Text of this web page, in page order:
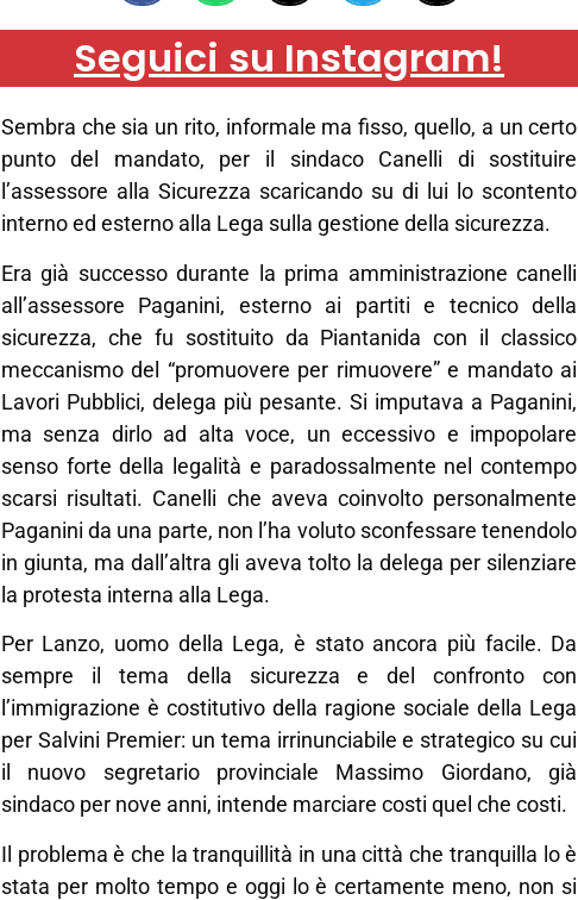
Seguici su Instagram!
Sembra che sia un rito, informale ma fisso, quello, a un certo
punto del mandato, per il sindaco Canelli di sostituire
l’assessore alla Sicurezza scaricando su di lui lo scontento
interno ed esterno alla Lega sulla gestione della sicurezza.
Era già successo durante la prima amministrazione canelli
all’assessore Paganini, esterno ai partiti e tecnico della
sicurezza, che fu sostituito da Piantanida con il classico
meccanismo del “promuovere per rimuovere” e mandato ai
Lavori Pubblici, delega più pesante. Si imputava a Paganini,
ma senza dirlo ad alta voce, un eccessivo e impopolare
senso forte della legalità e paradossalmente nel contempo
scarsi risultati. Canelli che aveva coinvolto personalmente
Paganini da una parte, non l’ha voluto sconfessare tenendolo
in giunta, ma dall’altra gli aveva tolto la delega per silenziare
la protesta interna alla Lega.
Per Lanzo, uomo della Lega, è stato ancora più facile. Da
sempre il tema della sicurezza e del confronto con
l’immigrazione è costitutivo della ragione sociale della Lega
per Salvini Premier: un tema irrinunciabile e strategico su cui
il nuovo segretario provinciale Massimo Giordano, già
sindaco per nove anni, intende marciare costi quel che costi.
Il problema è che la tranquillità in una città che tranquilla lo è
stata per molto tempo e oggi lo è certamente meno, non si